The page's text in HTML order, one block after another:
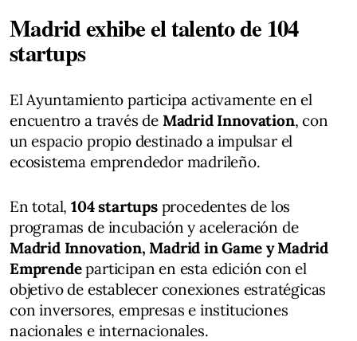
Madrid exhibe el talento de 104
startups
El Ayuntamiento participa activamente en el
encuentro a través de Madrid Innovation, con
un espacio propio destinado a impulsar el
ecosistema emprendedor madrileño.
En total,104 startupsprocedentes de los
programas de incubación y aceleración de
Madrid Innovation, Madrid in Game y Madrid
Emprendeparticipan en esta edición con el
objetivo de establecer conexiones estratégicas
con inversores, empresas e instituciones
nacionales e internacionales.